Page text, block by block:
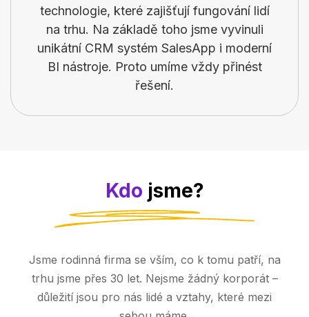
technologie, které zajišťují fungování lidí
na trhu. Na základě toho jsme vyvinuli
unikátní CRM systém SalesApp i moderní
BI nástroje. Proto umíme vždy přinést
řešení.
Kdo jsme?
Jsme rodinná firma se vším, co k tomu patří, na
trhu jsme přes 30 let. Nejsme žádný korporát –
důležití jsou pro nás lidé a vztahy, které mezi